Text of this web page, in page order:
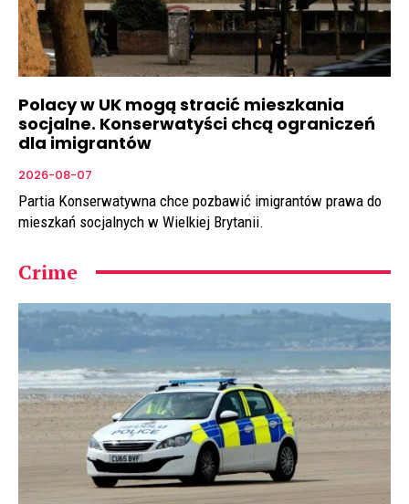
Polacy w UK mogą stracić mieszkania
socjalne. Konserwatyści chcą ograniczeń
dla imigrantów
2026-08-07
Partia Konserwatywna chce pozbawić imigrantów prawa do
mieszkań socjalnych w Wielkiej Brytanii.
Crime